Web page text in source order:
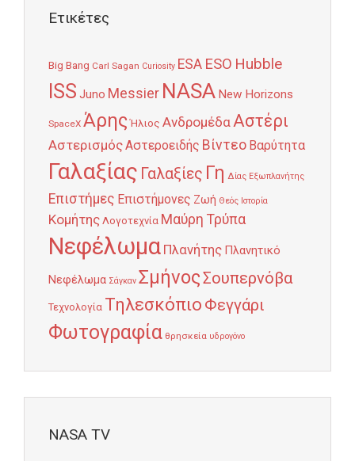
Ετικέτες
Big Bang Carl Sagan Curiosity ESA ESO Hubble
ISS Juno Messier NASA New Horizons
SpaceX Άρης Ήλιος ΑνδρομέδαΑστέρι
ΑστερισμόςΑστεροειδής Βίντεο Βαρύτητα
Γαλαξίας Γαλαξίες Γη Δίας Εξωπλανήτης
Επιστήμες Επιστήμονες Ζωή Θεός Ιστορία
Κομήτης Λογοτεχνία Μαύρη Τρύπα
Νεφέλωμα Πλανήτης Πλανητικό
Νεφέλωμα Σάγκαν ΣμήνοςΣουπερνόβα
Τεχνολογία Τηλεσκόπιο Φεγγάρι
Φωτογραφία θρησκεία υδρογόνο
NASA TV